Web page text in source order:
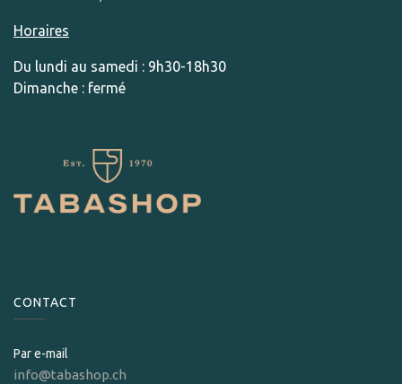
Horaires
Du lundi au samedi : 9h30-18h30
Dimanche : fermé
CONTACT
Par e-mail
info@tabashop.ch